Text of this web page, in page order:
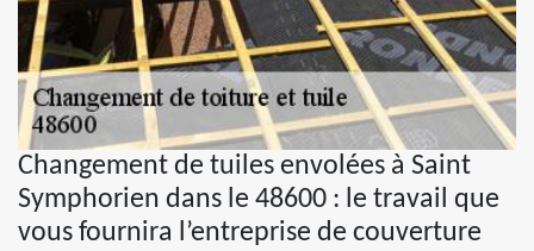
Changement de tuiles envolées à Saint
Symphorien dans le 48600 : le travail que
vous fournira l’entreprise de couverture